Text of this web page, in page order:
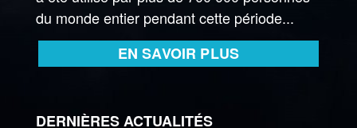
du monde entier pendant cette période...
EN SAVOIR PLUS
DERNIÈRES ACTUALITÉS